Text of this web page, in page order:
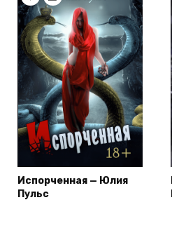
Испорченная — Юлия
Пульс